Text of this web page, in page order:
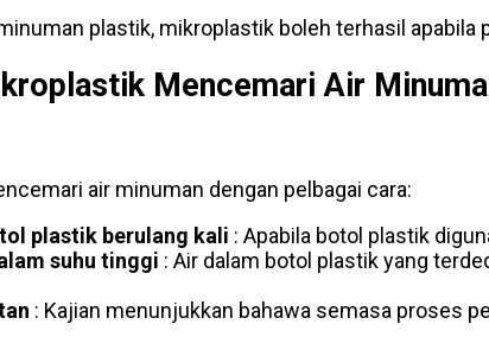
plastik, mikroplastik boleh terhasil
Mencemari Air
air minuman dengan pelbagai cara:
plastik berulang kali : Apabila botol plastik
suhu tinggi : Air dalam botol plastik yang
: Kajian menunjukkan bahawa semasa proses